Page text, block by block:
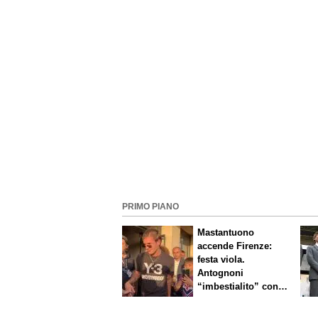
PRIMO PIANO
Mastantuono
accende Firenze:
festa viola.
Antognoni
“imbestialito” con